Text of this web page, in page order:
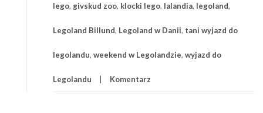
–
zaplanować
wyjazd
lego, givskud zoo, klocki lego, lalandia, legoland,
Legoland Billund, Legoland w Danii, tani wyjazd do
legolandu, weekend w Legolandzie, wyjazd do
Legolandu Komentarz